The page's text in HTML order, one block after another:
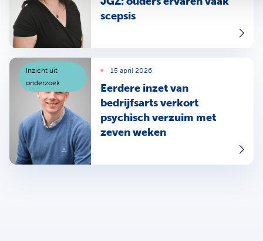
scepsis
Inzicht uit
onderzoek
Eerdere inzet van
bedrijfsarts verkort
psychisch verzuim met
zeven weken
15 april 2026